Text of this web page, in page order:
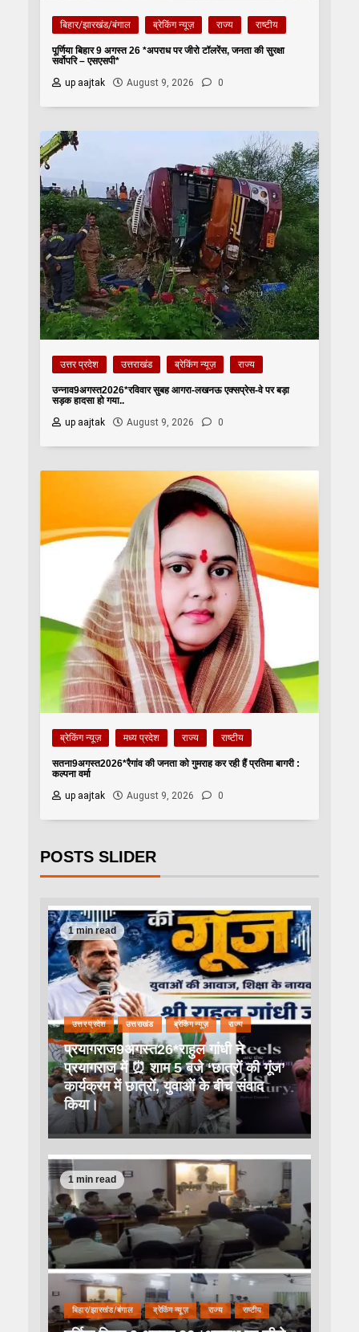
बिहार/झारखंड/बंगाल ब्रेकिंग न्यूज़ राज्य राष्टीय
पूर्णिया बिहार 9 अगस्त 26 *अपराध पर जीरो टॉलरेंस, जनता की सुरक्षा
सर्वोपरि – एसएसपी*
up aajtak
August 9, 2026 0
उत्तर प्रदेश उत्तराखंड ब्रेकिंग न्यूज़ राज्य
उन्नाव9अगस्त2026*रविवार सुबह आगरा-लखनऊ एक्सप्रेस-वे पर बड़ा
सड़क हादसा हो गया..
up aajtak
August 9, 2026 0
ब्रेकिंग न्यूज़ मध्य प्रदेश राज्य राष्टीय
सतना9अगस्त2026*रैगांव की जनता को गुमराह कर रही हैं प्रतिमा बागरी :
कल्पना वर्मा
up aajtak
August 9, 2026 0
POSTS SLIDER
1 min read
उत्तर प्रदेश उत्तराखंड ब्रेकिंग न्यूज़ राज्य
प्रयागराज9अगस्त26*राहुल गांधी ने
प्रयागराज में ⏰ शाम 5 बजे ‘छात्रों की गूंज’
कार्यक्रम में छात्रों, युवाओं के बीच संवाद
किया।
1 min read
बिहार/झारखंड/बंगाल ब्रेकिंग न्यूज़ राज्य राष्टीय